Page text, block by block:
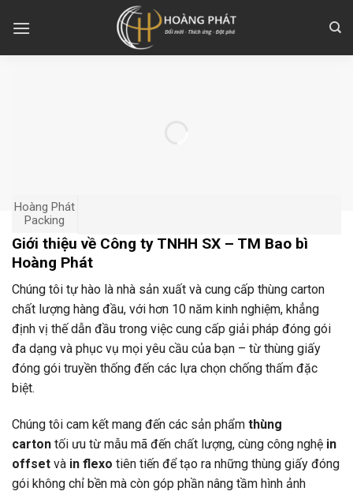
Hoàng Phát
Packing
Giới thiệu về Công ty TNHH SX – TM Bao bì
Hoàng Phát
Chúng tôi tự hào là nhà sản xuất và cung cấp thùng carton
chất lượng hàng đầu, với hơn 10 năm kinh nghiệm, khẳng
định vị thế dẫn đầu trong việc cung cấp giải pháp đóng gói
đa dạng và phục vụ mọi yêu cầu của bạn – từ thùng giấy
đóng gói truyền thống đến các lựa chọn chống thấm đặc
biệt.
Chúng tôi cam kết mang đến các sản phẩm thùng
carton tối ưu từ mẫu mã đến chất lượng, cùng công nghệ in
offset và in flexo tiên tiến để tạo ra những thùng giấy đóng
gói không chỉ bền mà còn góp phần nâng tầm hình ảnh